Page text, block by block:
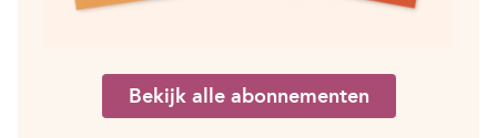
Bekijk alle abonnementen